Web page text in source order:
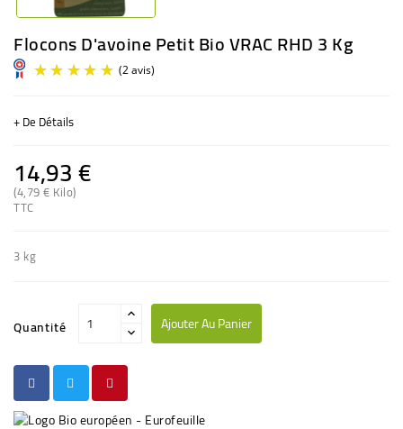
Flocons D'avoine Petit Bio VRAC RHD 3 Kg
+ De Détails
14,93 €
(4,79 € Kilo)
TTC
3 kg
Quantité Ajouter Au Panier